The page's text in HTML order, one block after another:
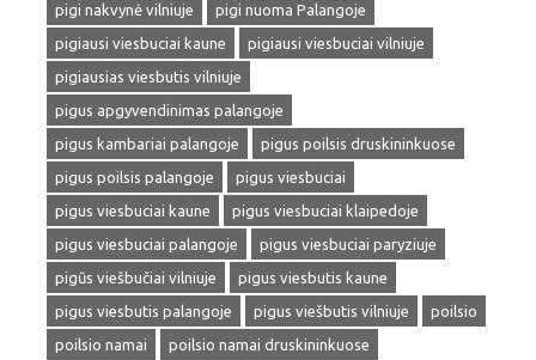
pigi nakvynė vilniuje
pigi nuoma Palangoje
pigiausi viesbuciai kaune
pigiausi viesbuciai vilniuje
pigiausias viesbutis vilniuje
pigus apgyvendinimas palangoje
pigus kambariai palangoje
pigus poilsis druskininkuose
pigus poilsis palangoje
pigus viesbuciai
pigus viesbuciai kaune
pigus viesbuciai klaipedoje
pigus viesbuciai palangoje
pigus viesbuciai paryziuje
pigūs viešbučiai vilniuje
pigus viesbutis kaune
pigus viesbutis palangoje
pigus viešbutis vilniuje
poilsio
poilsio namai
poilsio namai druskininkuose